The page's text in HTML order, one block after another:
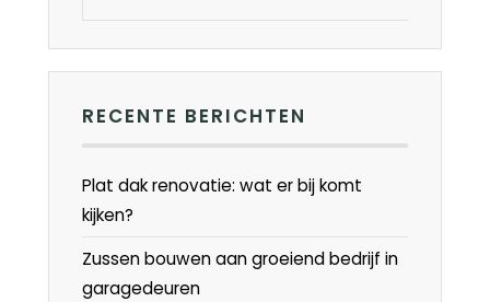
RECENTE BERICHTEN
Plat dak renovatie: wat er bij komt
kijken?
Zussen bouwen aan groeiend bedrijf in
garagedeuren